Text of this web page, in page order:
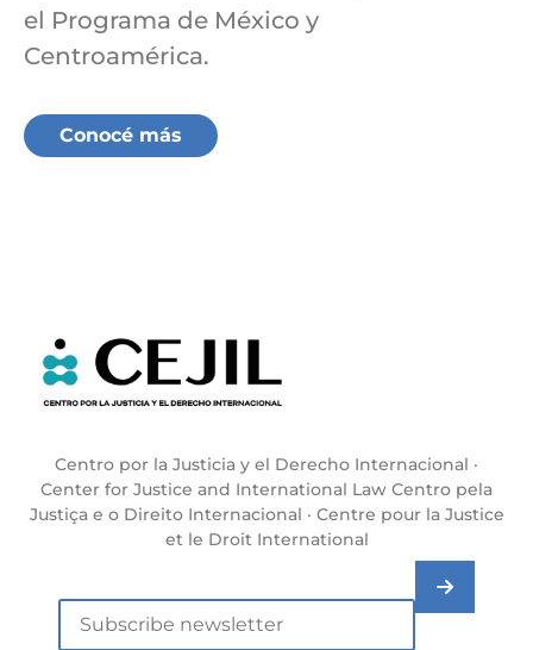
el Programa de México y
Centroamérica.
Conocé más
Centro por la Justicia y el Derecho Internacional ·
Center for Justice and International Law Centro pela
Justiça e o Direito Internacional · Centre pour la Justice
et le Droit International